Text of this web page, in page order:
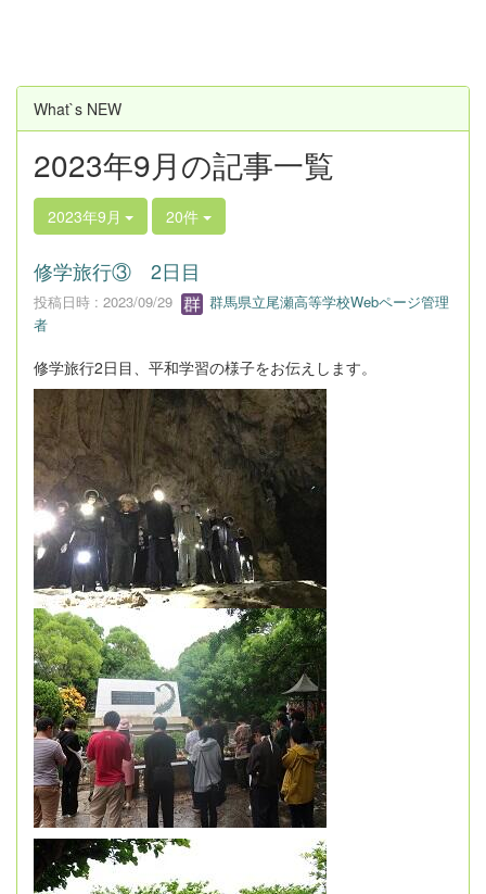
What`s NEW
2023年9月の記事一覧
2023年9月 20件
修学旅行③ 2日目
投稿日時 : 2023/09/29
群馬県立尾瀬高等学校Webページ管理
者
修学旅行2日目、平和学習の様子をお伝えします。